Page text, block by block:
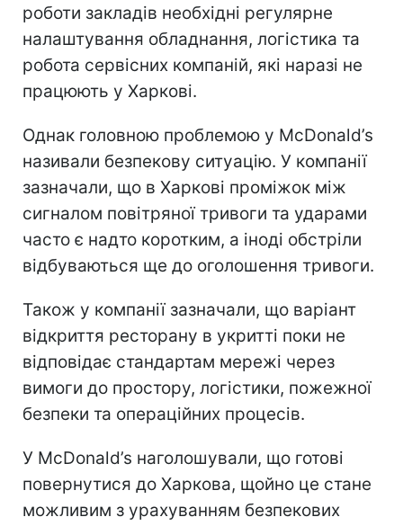
роботи закладів необхідні регулярне
налаштування обладнання, логістика та
робота сервісних компаній, які наразі не
працюють у Харкові.
Однак головною проблемою у McDonald’s
називали безпекову ситуацію. У компанії
зазначали, що в Харкові проміжок між
сигналом повітряної тривоги та ударами
часто є надто коротким, а іноді обстріли
відбуваються ще до оголошення тривоги.
Також у компанії зазначали, що варіант
відкриття ресторану в укритті поки не
відповідає стандартам мережі через
вимоги до простору, логістики, пожежної
безпеки та операційних процесів.
У McDonald’s наголошували, що готові
повернутися до Харкова, щойно це стане
можливим з урахуванням безпекових